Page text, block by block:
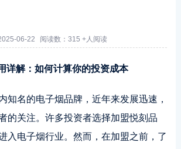
06-22 阅读数：315 +人阅读
详解：如何计算你的投资成本
知名的电子烟品牌，近年来发展迅速，
的关注。许多投资者选择加盟悦刻品
入电子烟行业。然而，在加盟之前，了